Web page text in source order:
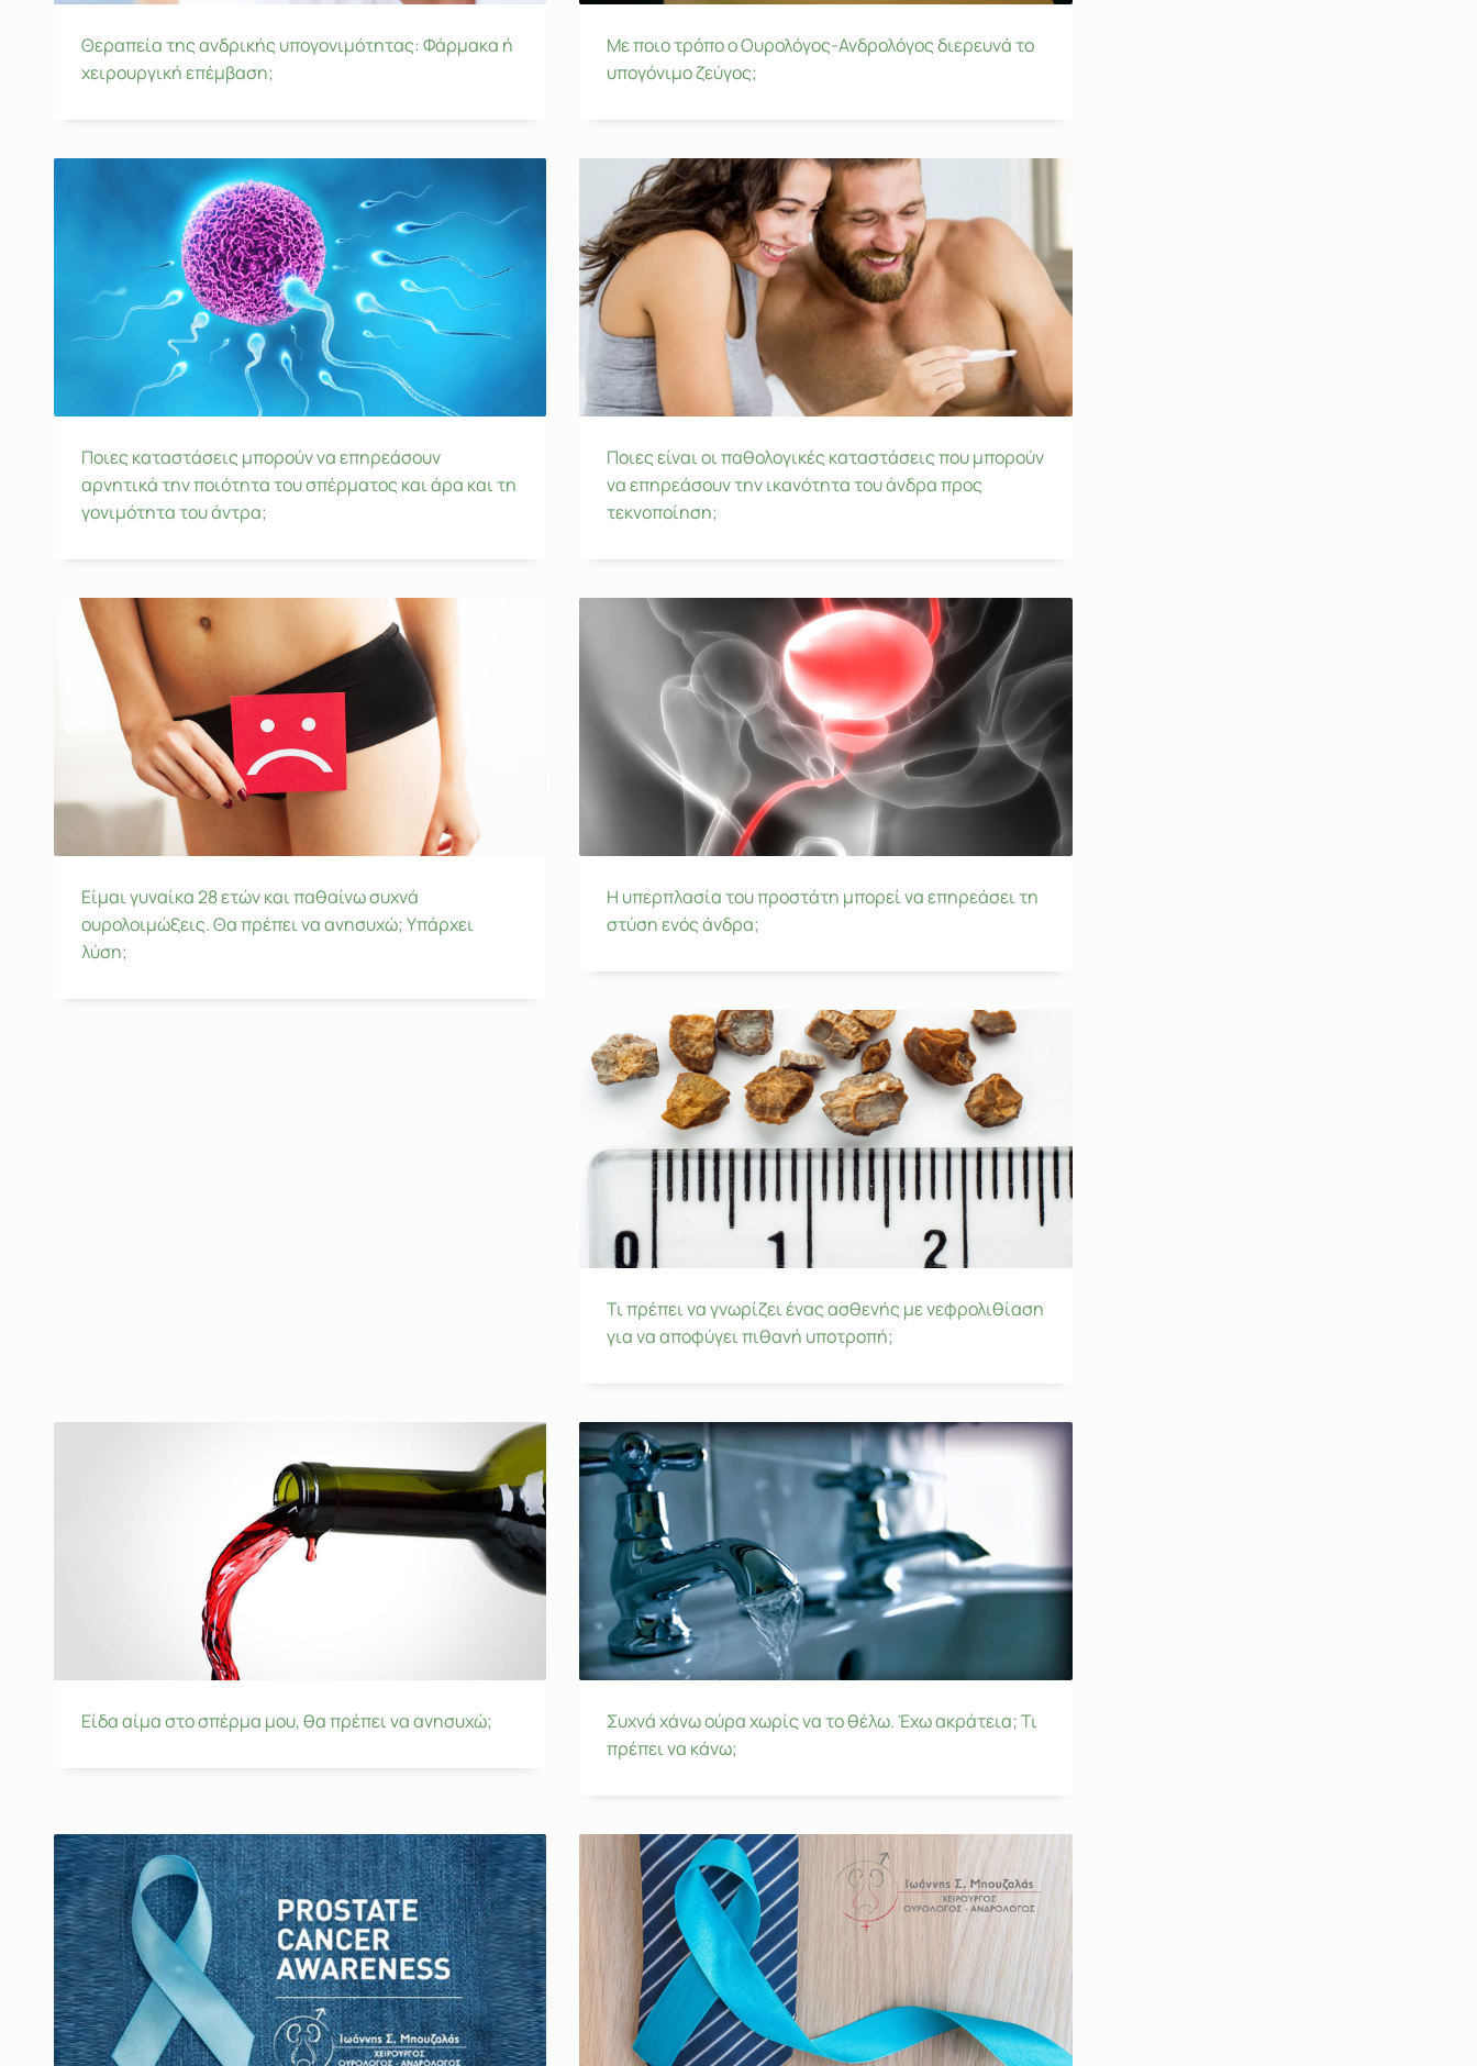
Θεραπεία της ανδρικής υπογονιμότητας: Φάρμακα ή
χειρουργική επέμβαση;
Με ποιο τρόπο ο Ουρολόγος-Ανδρολόγος διερευνά το
υπογόνιμο ζεύγος;
Ποιες καταστάσεις μπορούν να επηρεάσουν
αρνητικά την ποιότητα του σπέρματος και άρα και τη
γονιμότητα του άντρα;
Ποιες είναι οι παθολογικές καταστάσεις που μπορούν
να επηρεάσουν την ικανότητα του άνδρα προς
τεκνοποίηση;
Είμαι γυναίκα 28 ετών και παθαίνω συχνά
ουρολοιμώξεις. Θα πρέπει να ανησυχώ; Υπάρχει
λύση;
Η υπερπλασία του προστάτη μπορεί να επηρεάσει τη
στύση ενός άνδρα;
Τι πρέπει να γνωρίζει ένας ασθενής με νεφρολιθίαση
για να αποφύγει πιθανή υποτροπή;
Είδα αίμα στο σπέρμα μου, θα πρέπει να ανησυχώ;
Συχνά χάνω ούρα χωρίς να το θέλω. Έχω ακράτεια; Τι
πρέπει να κάνω;